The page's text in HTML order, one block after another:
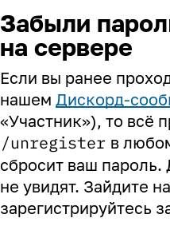
Забыли
на сервере
Если вы ранее
нашем Дискорд-
«Участник»), то всё
/unregister в
сбросит ваш пароль.
не увидят. Зайдите
зарегистрируйтесь